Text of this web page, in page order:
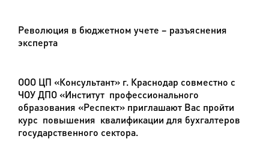
Революция в бюджетном учете – разъяснения
эксперта
ООО ЦП «Консультант» г. Краснодар совместно с
ЧОУ ДПО «Институт профессионального
образования «Респект» приглашают Вас пройти
курс повышения квалификации для бухгалтеров
государственного сектора.